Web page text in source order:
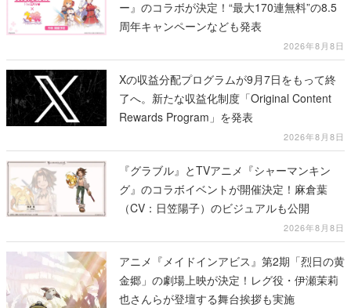
ー』のコラボが決定！“最大170連無料”の8.5
周年キャンペーンなども発表
2026年8月8日
Xの収益分配プログラムが9月7日をもって終
了へ。新たな収益化制度「Original Content
Rewards Program」を発表
2026年8月8日
『グラブル』とTVアニメ『シャーマンキン
グ』のコラボイベントが開催決定！麻倉葉
（CV：日笠陽子）のビジュアルも公開
2026年8月8日
アニメ『メイドインアビス』第2期「烈日の黄
金郷」の劇場上映が決定！レグ役・伊瀬茉莉
也さんらが登壇する舞台挨拶も実施